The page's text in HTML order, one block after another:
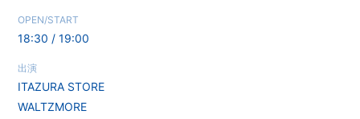
OPEN/START
18:30 / 19:00
出演
ITAZURA STORE
WALTZMORE